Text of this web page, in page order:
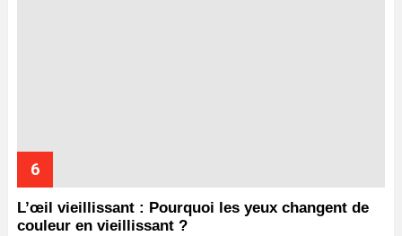
L’œil vieillissant : Pourquoi les yeux changent de
couleur en vieillissant ?